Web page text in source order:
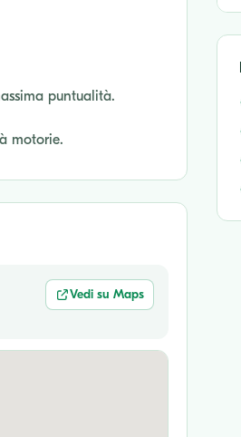
puntualità.
motorie.
Vedi su Maps